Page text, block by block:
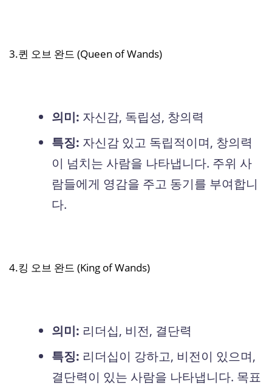
3.퀸 오브 완드 (Queen of Wands)
의미: 자신감, 독립성, 창의력
특징: 자신감 있고 독립적이며, 창의력
이 넘치는 사람을 나타냅니다. 주위 사
람들에게 영감을 주고 동기를 부여합니
다.
4.킹 오브 완드 (King of Wands)
의미: 리더십, 비전, 결단력
특징: 리더십이 강하고, 비전이 있으며,
결단력이 있는 사람을 나타냅니다. 목표